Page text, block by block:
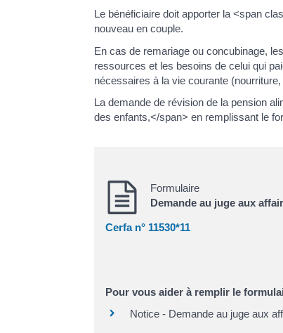
Le bénéficiaire doit apporter la <span
nouveau en couple.
En cas de remariage ou concubinage,
ressources et les besoins de celui qui
nécessaires à la vie courante
La demande de révision de la pension
des enfants,</span> en remplissant le
Formulaire
Demande au juge aux
Cerfa n° 11530*11
Pour vous aider à remplir le
Notice - Demande au juge aux